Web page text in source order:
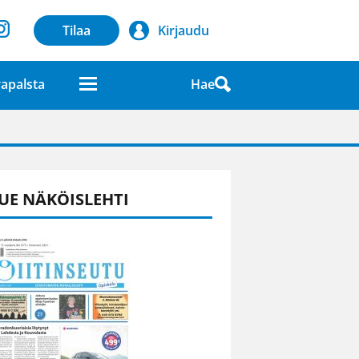
Tilaa Kirjaudu
Hae
lehdessä
NÄKÖISLEHTI